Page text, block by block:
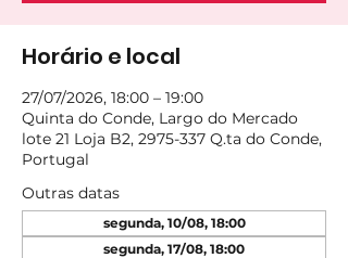
Horário e local
27/07/2026, 18:00 – 19:00
Quinta do Conde, Largo do Mercado
lote 21 Loja B2, 2975-337 Q.ta do Conde,
Portugal
Outras datas
segunda, 10/08, 18:00
segunda, 17/08, 18:00